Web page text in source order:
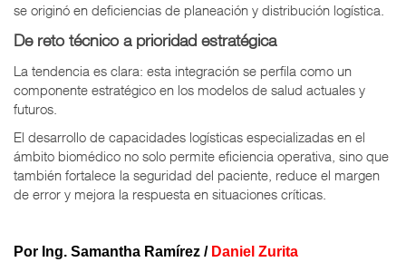
se originó en deficiencias de planeación y distribución logística.
De reto técnico a prioridad estratégica
La tendencia es clara: esta integración se perfila como un
componente estratégico en los modelos de salud actuales y
futuros.
El desarrollo de capacidades logísticas especializadas en el
ámbito biomédico no solo permite eficiencia operativa, sino que
también fortalece la seguridad del paciente, reduce el margen
de error y mejora la respuesta en situaciones críticas.
Por Ing. Samantha Ramírez / Daniel Zurita